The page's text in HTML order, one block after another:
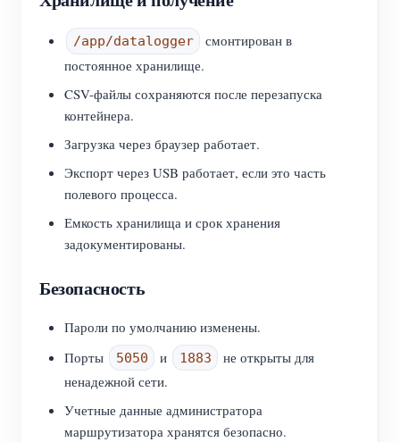
/app/datalogger
смонтирован в
постоянное хранилище.
CSV-файлы сохраняются после перезапуска
контейнера.
Загрузка через браузер работает.
Экспорт через USB работает, если это часть
полевого процесса.
Емкость хранилища и срок хранения
задокументированы.
Безопасность
Пароли по умолчанию изменены.
Порты
5050 и 1883
не открыты для
ненадежной сети.
Учетные данные администратора
маршрутизатора хранятся безопасно.